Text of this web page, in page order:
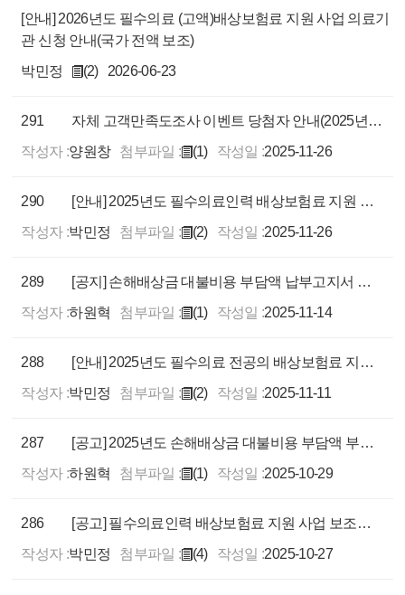
[안내] 2026년도 필수의료 (고액)배상보험료 지원 사업 의료기
관 신청 안내(국가 전액 보조)
박민정
(2) 2026-06-23
291
자체 고객만족도조사 이벤트 당첨자 안내(2025년 10월)
작성자 :양원창 첨부파일 : (1) 작성일 :2025-11-26
290
[안내] 2025년도 필수의료인력 배상보험료 지원 사업 국가지원금 확정 및 신청 안내
작성자 :박민정 첨부파일 : (2) 작성일 :2025-11-26
289
[공지] 손해배상금 대불비용 부담액 납부고지서 제작 및 발송 관련 개인정보 처리의 위탁사항 알림
작성자 :하원혁 첨부파일 : (1) 작성일 :2025-11-14
288
[안내] 2025년도 필수의료 전공의 배상보험료 지원사업(환급) 신청 안내
작성자 :박민정 첨부파일 : (2) 작성일 :2025-11-11
287
[공고] 2025년도 손해배상금 대불비용 부담액 부과ㆍ징수 공고
작성자 :하원혁 첨부파일 : (1) 작성일 :2025-10-29
286
[공고] 필수의료인력 배상보험료 지원 사업 보조사업자 공모(접수마감: 2025.11.11.(화) 17:00)
작성자 :박민정 첨부파일 : (4) 작성일 :2025-10-27